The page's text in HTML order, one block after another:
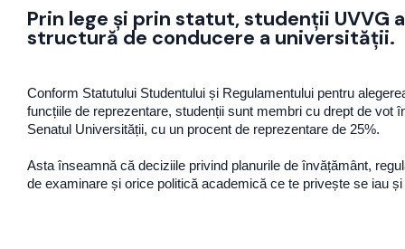
Prin lege și prin statut, studenții UVVG
structură de conducere a universității.
Conform Statutului Studentului și Regulamentului pentru
funcțiile de reprezentare, studenții sunt membri cu drept de vot
Senatul Universității, cu un procent de reprezentare de 25%.
Asta înseamnă că deciziile privind planurile de învățământ,
de examinare și orice politică academică ce te privește se iau